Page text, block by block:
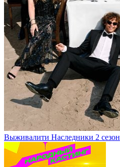
Выживалити Наследники 2 сезон